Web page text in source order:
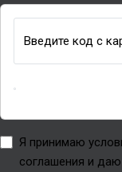
Введите код с
Я принимаю
соглашения и